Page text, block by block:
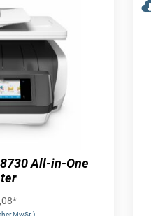
All-in-One
*
MwSt.)